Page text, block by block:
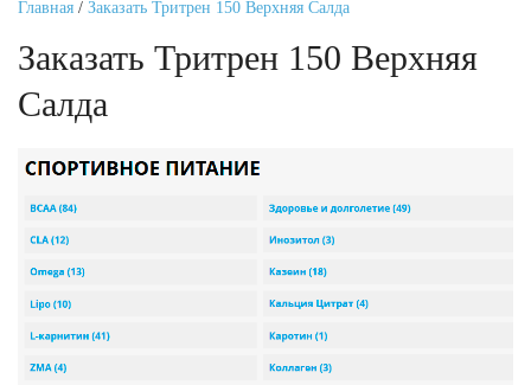
Главная / Заказать Тритрен 150 Верхняя Салда
Заказать Тритрен 150 Верхняя
Салда